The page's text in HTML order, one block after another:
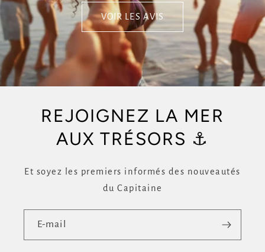
VOIR LES AVIS
REJOIGNEZ LA MER
AUX TRÉSORS ⚓
Et soyez les premiers informés des nouveautés
du Capitaine
E-mail